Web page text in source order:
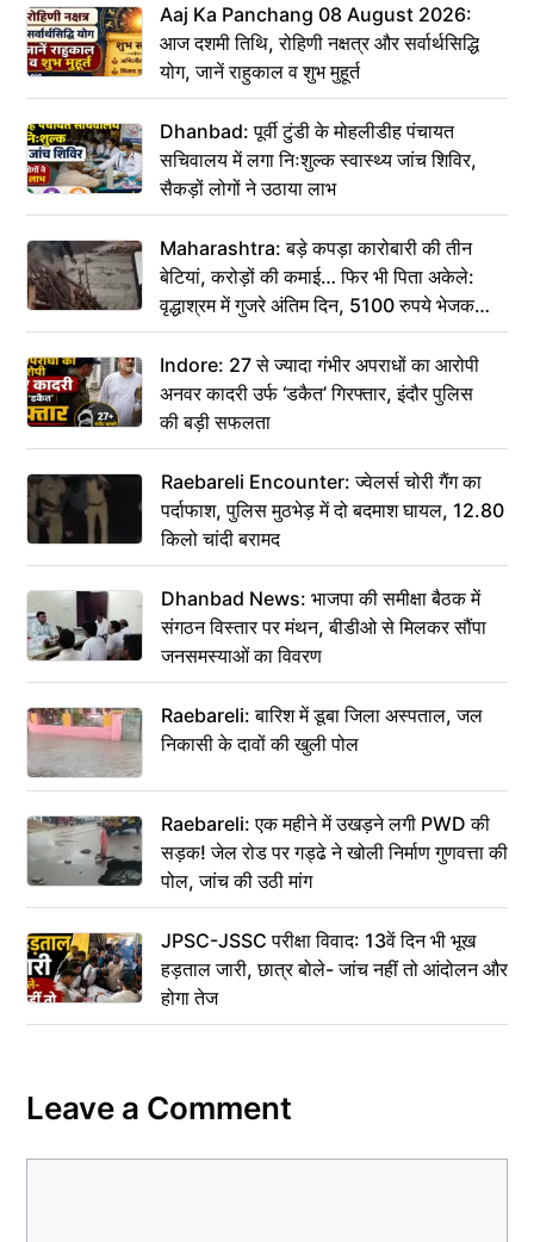
Aaj Ka Panchang 08 August 2026:
आज दशमी तिथि, रोहिणी नक्षत्र और सर्वार्थसिद्धि
योग, जानें राहुकाल व शुभ मुहूर्त
Dhanbad: पूर्वी टुंडी के मोहलीडीह पंचायत
सचिवालय में लगा निःशुल्क स्वास्थ्य जांच शिविर,
सैकड़ों लोगों ने उठाया लाभ
Maharashtra: बड़े कपड़ा कारोबारी की तीन
बेटियां, करोड़ों की कमाई… फिर भी पिता अकेले:
वृद्धाश्रम में गुजरे अंतिम दिन, 5100 रुपये भेजकर
कहा– अंतिम संस्कार कर दीजिए हम नहीं आ पाएंगे
Indore: 27 से ज्यादा गंभीर अपराधों का आरोपी
अनवर कादरी उर्फ ‘डकैत’ गिरफ्तार, इंदौर पुलिस
की बड़ी सफलता
Raebareli Encounter: ज्वेलर्स चोरी गैंग का
पर्दाफाश, पुलिस मुठभेड़ में दो बदमाश घायल, 12.80
किलो चांदी बरामद
Dhanbad News: भाजपा की समीक्षा बैठक में
संगठन विस्तार पर मंथन, बीडीओ से मिलकर सौंपा
जनसमस्याओं का विवरण
Raebareli: बारिश में डूबा जिला अस्पताल, जल
निकासी के दावों की खुली पोल
Raebareli: एक महीने में उखड़ने लगी PWD की
सड़क! जेल रोड पर गड्ढे ने खोली निर्माण गुणवत्ता की
पोल, जांच की उठी मांग
JPSC-JSSC परीक्षा विवाद: 13वें दिन भी भूख
हड़ताल जारी, छात्र बोले- जांच नहीं तो आंदोलन और
होगा तेज
Leave a Comment